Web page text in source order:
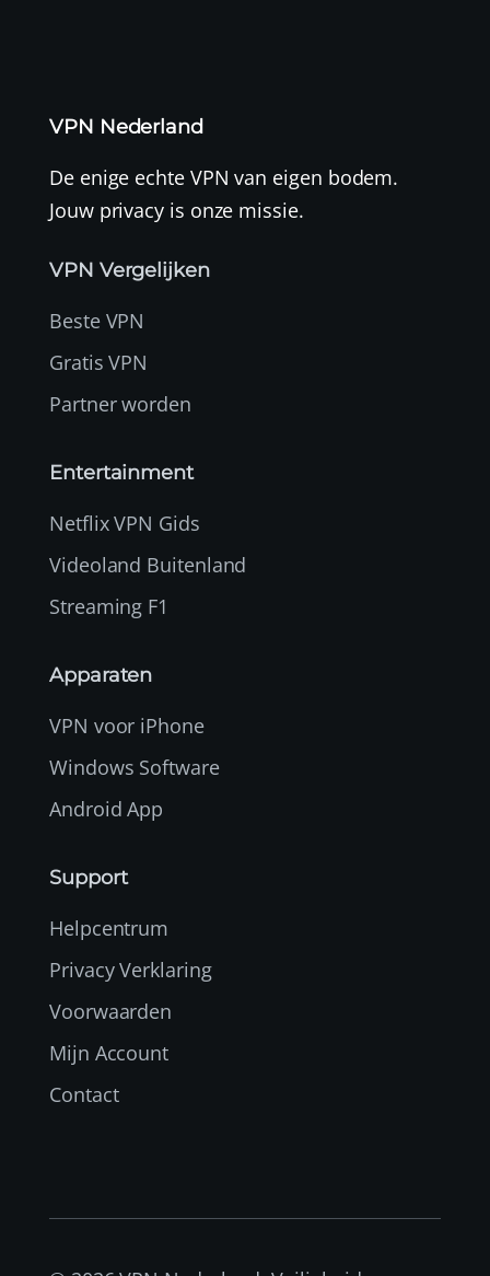
VPN Nederland
De enige echte VPN van eigen bodem.
Jouw privacy is onze missie.
VPN Vergelijken
Beste VPN
Gratis VPN
Partner worden
Entertainment
Netflix VPN Gids
Videoland Buitenland
Streaming F1
Apparaten
VPN voor iPhone
Windows Software
Android App
Support
Helpcentrum
Privacy Verklaring
Voorwaarden
Mijn Account
Contact